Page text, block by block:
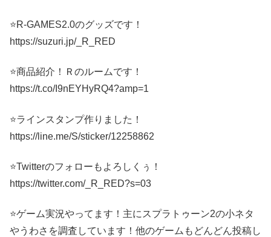
⭐R-GAMES2.0のグッズです！
https://suzuri.jp/_R_RED
⭐商品紹介！Ｒのルームです！
https://t.co/I9nEYHyRQ4?amp=1
⭐ラインスタンプ作りました！
https://line.me/S/sticker/12258862
⭐Twitterのフォローもよろしくぅ！
https://twitter.com/_R_RED?s=03
⭐ゲーム実況やってます！主にスプラトゥーン2の小ネタ
やうわさを調査しています！他のゲームもどんどん投稿し